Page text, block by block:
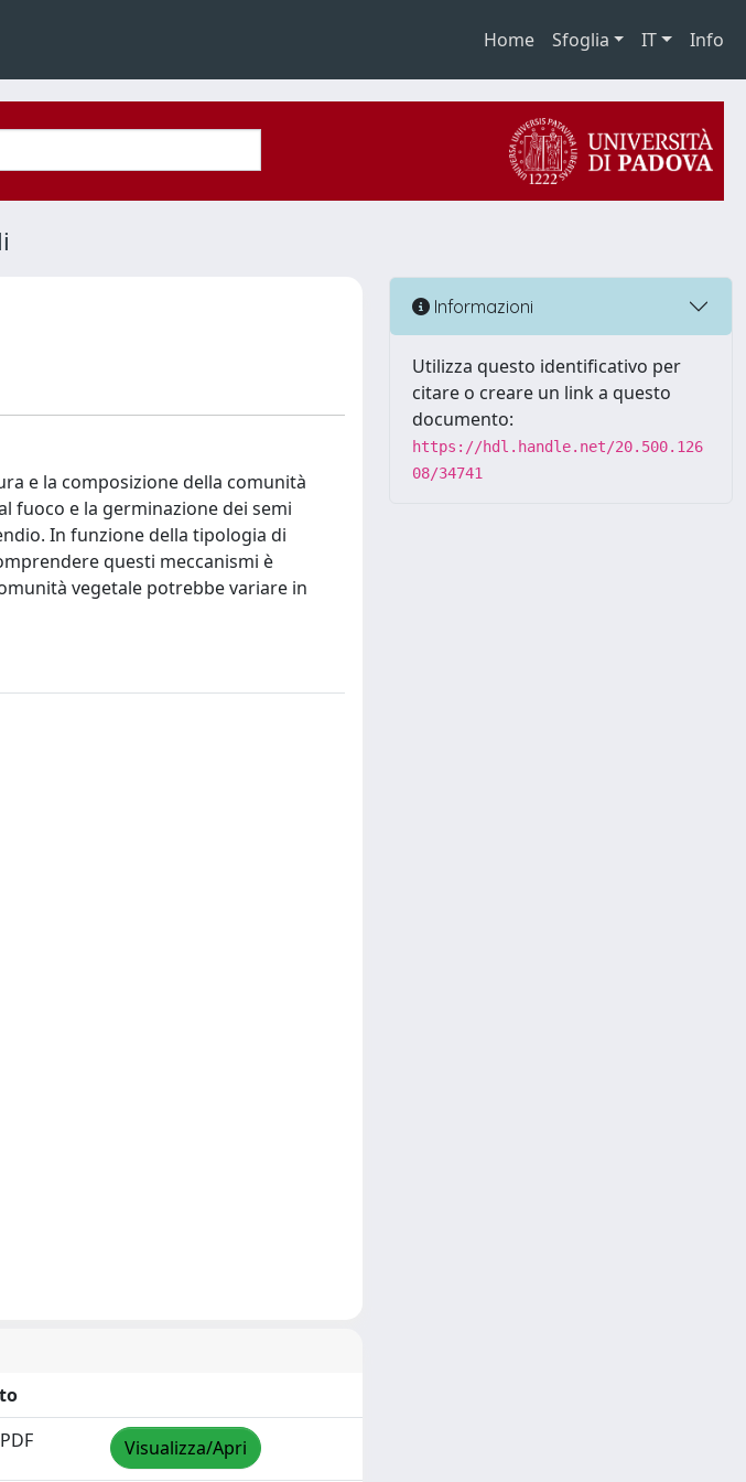
Home Sfoglia IT Info
e la composizione della comunità
fuoco e la germinazione dei semi
In funzione della tipologia di
questi meccanismi è
vegetale potrebbe variare in
Visualizza/Apri
Informazioni
Utilizza questo identificativo per
citare o creare un link a questo
documento:
https://hdl.handle.net/20.500.126
08/34741